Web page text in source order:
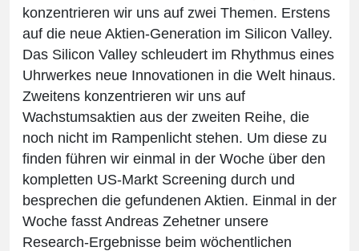
konzentrieren wir uns auf zwei Themen. Erstens
auf die neue Aktien-Generation im Silicon Valley.
Das Silicon Valley schleudert im Rhythmus eines
Uhrwerkes neue Innovationen in die Welt hinaus.
Zweitens konzentrieren wir uns auf
Wachstumsaktien aus der zweiten Reihe, die
noch nicht im Rampenlicht stehen. Um diese zu
finden führen wir einmal in der Woche über den
kompletten US-Markt Screening durch und
besprechen die gefundenen Aktien. Einmal in der
Woche fasst Andreas Zehetner unsere
Research-Ergebnisse beim wöchentlichen